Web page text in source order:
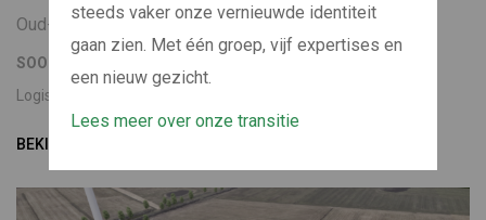
Oud-Gastel
SOORT
Logistiek
BEKIJK PROJECT
steeds vaker onze vernieuwde identiteit
gaan zien. Met één groep, vijf expertises en
een nieuw gezicht.
Lees meer over onze transitie